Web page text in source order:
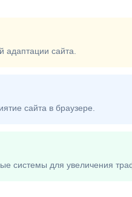
адаптации сайта.
сайта в браузере.
системы для увеличения